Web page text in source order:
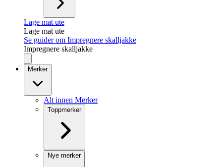
Lage mat ute
Lage mat ute
Se guider om Impregnere skalljakke
Impregnere skalljakke
Merker
Alt innen Merker
Toppmerker
Nye merker